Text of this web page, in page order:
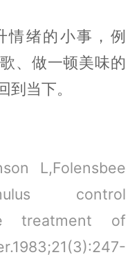
情绪的小事，例
、做一顿美味的
到当下。
L,Folensbee
control
treatment of